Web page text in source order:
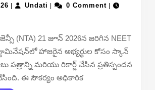
July
| Undati Undati
| 0 Comment |
(NTA) 21 జూన్ 2026న జరిగిన NEET
హాజరైన అభ్యర్థుల కోసం స్కాన్
పత్రాన్ని మరియు రికార్డ్ చేసిన ప్రతిస్పందన
ఈ సౌకర్యం అధికారిక